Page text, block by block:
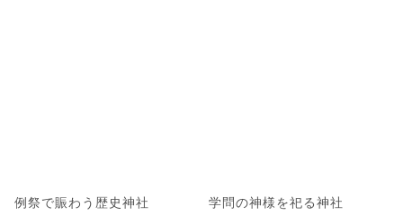
例祭で賑わう歴史神社 学問の神様を祀る神社